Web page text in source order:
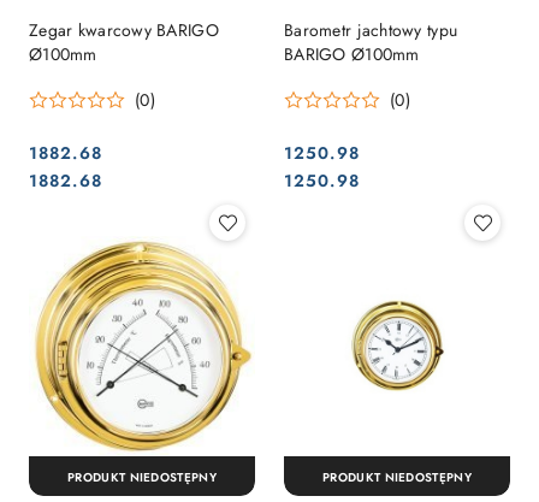
Zegar kwarcowy BARIGO
Ø100mm
(0)
Cena:
1882.68
Cena:
1882.68
Barometr jachtowy typu
BARIGO Ø100mm
(0)
Cena:
1250.98
Cena:
1250.98
PRODUKT NIEDOSTĘPNY PRODUKT NIEDOSTĘPNY